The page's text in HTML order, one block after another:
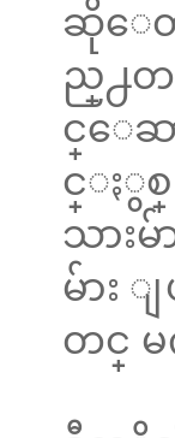
ဆိုေတ
ည္႕တ
င္ေဆ
င္ႏွစ္
သား
မ်ား
တင္